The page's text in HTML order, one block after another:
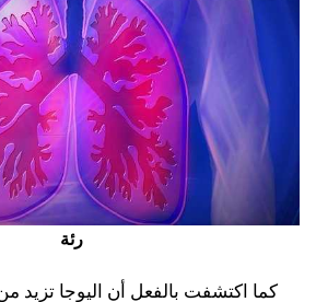
رئة
كما اكتشفت بالفعل أن اليوجا تزيد